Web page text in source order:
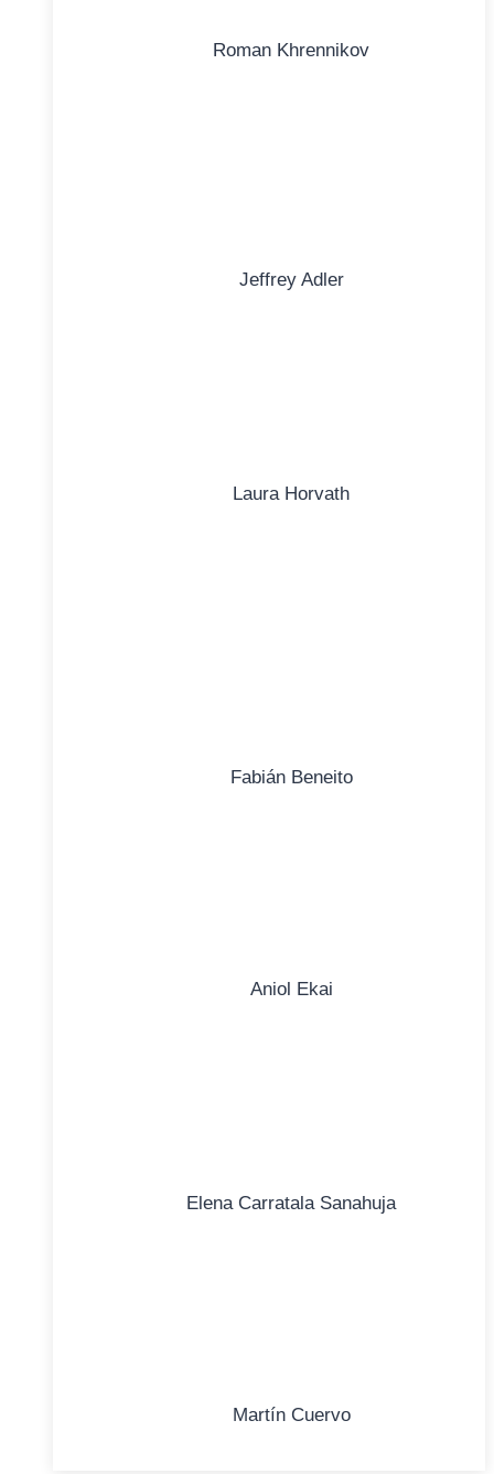
Roman Khrennikov
Jeffrey Adler
Laura Horvath
Fabián Beneito
Aniol Ekai
Elena Carratala Sanahuja
Martín Cuervo